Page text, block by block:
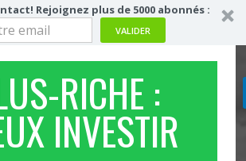
Rejoignez plus de 5000 abonnés :
VALIDER
RICHE :
INVESTIR